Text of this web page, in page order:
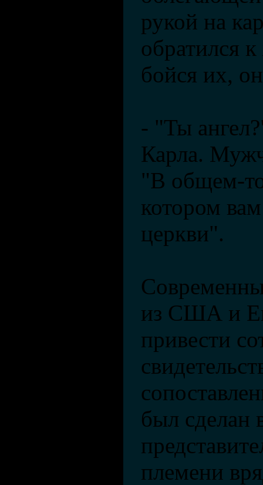
рукой на
обратился
бойся их,
- "Ты
Карла.
"В общем-
котором
церкви".
из США и
привести
был сделан
племени